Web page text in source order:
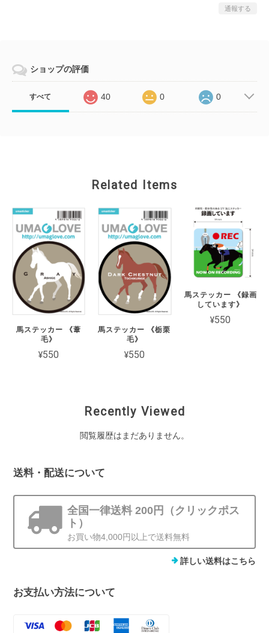
通報する
ショップの評価
すべて 40 0 0
Related Items
馬ステッカー 《葦
毛》
¥550
馬ステッカー 《栃栗
毛》
¥550
馬ステッカー 《録画
しています》
¥550
Recently Viewed
閲覧履歴はまだありません。
送料・配送について
全国一律送料 200円（クリックポス
ト）
お買い物4,000円以上で送料無料
詳しい送料はこちら
お支払い方法について